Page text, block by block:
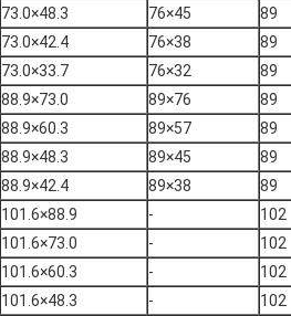
73.0×48.3 76×45
89
73.0×42.4 76×38
89
73.0×33.7 76×32
89
88.9×73.0 89×76
89
88.9×60.3 89×57
89
88.9×48.3 89×45
89
88.9×42.4 89×38
89
101.6×88.9 -
102
101.6×73.0 -
102
101.6×60.3 -
102
101.6×48.3 - 102